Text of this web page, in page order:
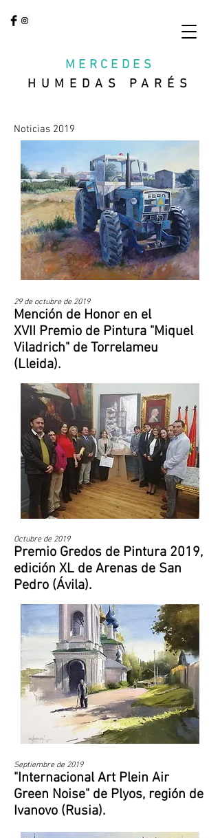
MERCEDES
HUMEDAS PARÉS
Noticias 2019
29 de octubre de 2019
Mención de Honor en el
XVII Premio de Pintura "Miquel
Viladrich" de Torrelameu
(Lleida).
Octubre de 2019
Premio Gredos de Pintura 2019,
edición XL de Arenas de San
Pedro (Ávila).
Septiembre de 2019
"Internacional Art Plein Air
Green Noise" de Plyos, región de
Ivanovo (Rusia).